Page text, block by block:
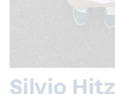
Silvio Hitz